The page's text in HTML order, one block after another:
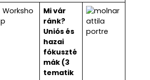
Worksho
p
Mi vár
ránk?
Uniós és
hazai
fókuszté
mák (3
tematik